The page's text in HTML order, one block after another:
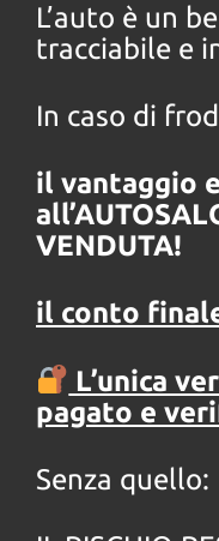
L’auto è un
tracciabile e
In caso di
il vantaggio
VENDUTA!
il conto
L’unica
pagato e
Senza quello: